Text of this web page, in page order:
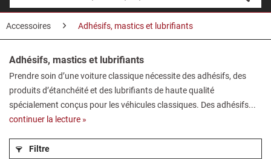
Accessoires Adhésifs, mastics et lubrifiants
Adhésifs, mastics et lubrifiants
Prendre soin d’une voiture classique nécessite des adhésifs, des
produits d’étanchéité et des lubrifiants de haute qualité
spécialement conçus pour les véhicules classiques. Des adhésifs...
continuer la lecture »
Filtre